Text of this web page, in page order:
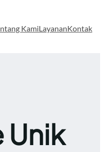
KamiLayananKontak
Unik